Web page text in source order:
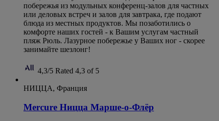
побережья из модульных конференц-залов для частных
или деловых встреч и залов для завтрака, где подают
блюда из местных продуктов. Мы позаботились о
комфорте наших гостей - к Вашим услугам частный
пляж Рюль. Лазурное побережье у Ваших ног - скорее
занимайте шезлонг!
4,3/5 Rated 4,3 of 5
НИЦЦА, Франция
Mercure Ницца Марше-о-Флёр